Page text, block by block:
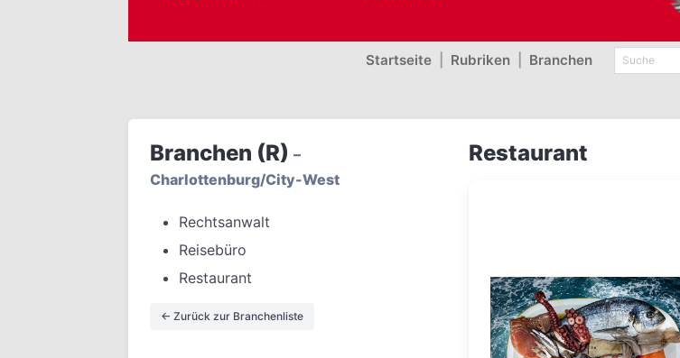
Startseite Rubriken Branchen
Branchen (R) –
Charlottenburg/City-West
Rechtsanwalt
Reisebüro
Restaurant
← Zurück zur Branchenliste
Restaurant